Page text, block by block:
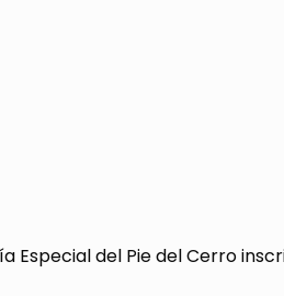
Especial del Pie del Cerro